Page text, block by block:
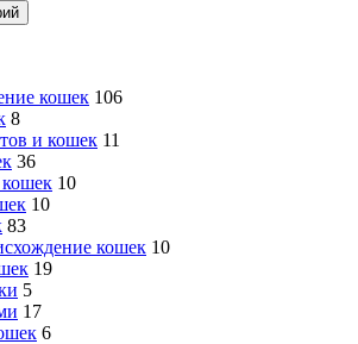
кошек 106
8
и кошек 11
36
кошек 10
10
83
кошек 10
19
5
17
6